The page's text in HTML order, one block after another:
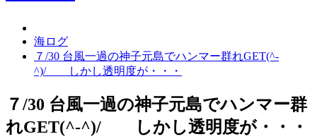
海ログ
７/30 台風一過の神子元島でハンマー群れGET(^-
^)/ しかし透明度が・・・
７/30 台風一過の神子元島でハンマー群
れGET(^-^)/ しかし透明度が・・・